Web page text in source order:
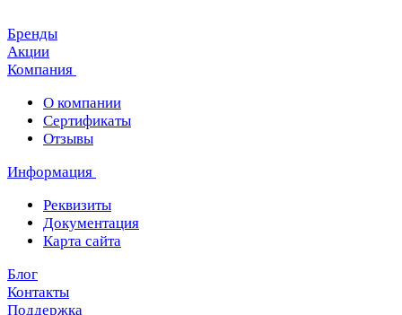
Бренды
Акции
Компания
О компании
Сертификаты
Отзывы
Информация
Реквизиты
Документация
Карта сайта
Блог
Контакты
Поддержка